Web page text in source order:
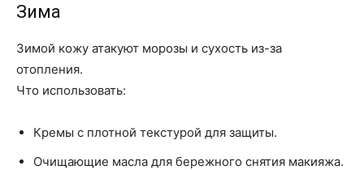
Зима
Зимой кожу атакуют морозы и сухость из-за
отопления.
Что использовать:
Кремы с плотной текстурой для защиты.
Очищающие масла для бережного снятия макияжа.